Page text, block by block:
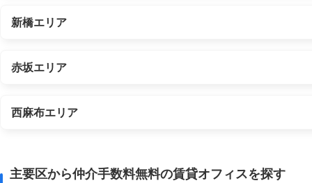
新橋エリア
赤坂エリア
西麻布エリア
主要区から仲介手数料無料の賃貸オフィスを探す